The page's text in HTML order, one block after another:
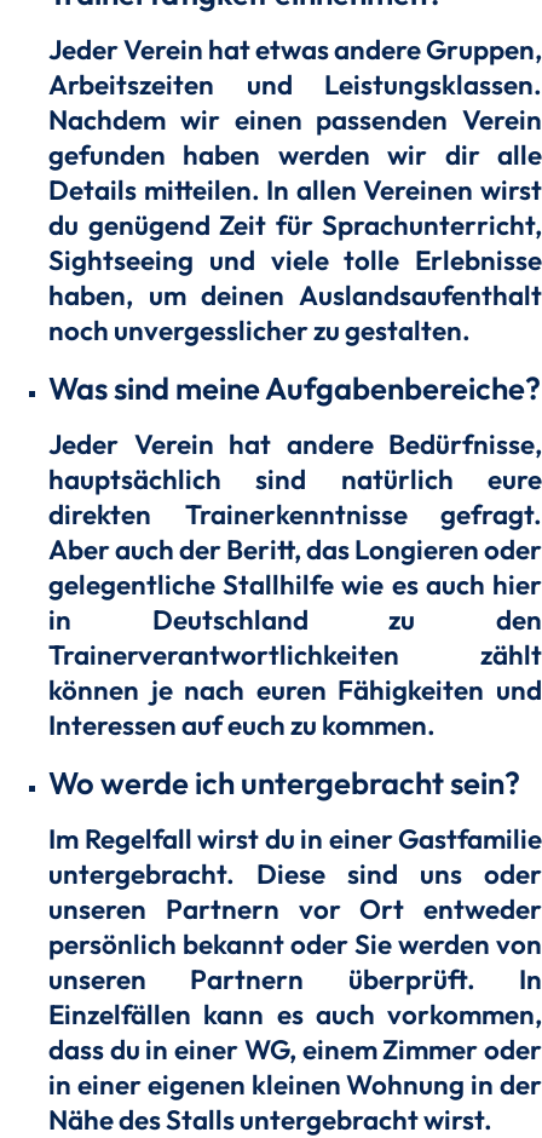
Jeder Verein hat etwas andere Gruppen,
Arbeitszeiten und Leistungsklassen.
Nachdem wir einen passenden Verein
gefunden haben werden wir dir alle
Details mitteilen. In allen Vereinen wirst
du genügend Zeit für Sprachunterricht,
Sightseeing und viele tolle Erlebnisse
haben, um deinen Auslandsaufenthalt
noch unvergesslicher zu gestalten.
Was sind meine Aufgabenbereiche?
Jeder Verein hat andere Bedürfnisse,
hauptsächlich sind natürlich eure
direkten Trainerkenntnisse gefragt.
Aber auch der Beritt, das Longieren oder
gelegentliche Stallhilfe wie es auch hier
in Deutschland zu den
Trainerverantwortlichkeiten zählt
können je nach euren Fähigkeiten und
Interessen auf euch zu kommen.
Wo werde ich untergebracht sein?
Im Regelfall wirst du in einer Gastfamilie
untergebracht. Diese sind uns oder
unseren Partnern vor Ort entweder
persönlich bekannt oder Sie werden von
unseren Partnern überprüft. In
Einzelfällen kann es auch vorkommen,
dass du in einer WG, einem Zimmer oder
in einer eigenen kleinen Wohnung in der
Nähe des Stalls untergebracht wirst.